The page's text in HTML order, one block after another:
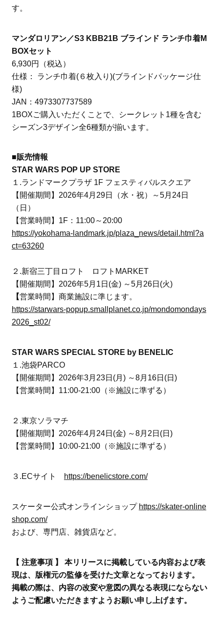
す。
マンダロリアン／S3 KBB21B ブラインド ランチ巾着M
BOXセット
6,930円（税込）
仕様： ランチ巾着(６枚入り)(ブラインドパッケージ仕
様)
JAN：4973307737589
1BOXご購入いただくことで、シークレット1種を含む
シーズン3デザイン全6種類が揃います。
■販売情報
STAR WARS POP UP STORE
１.ランドマークプラザ 1F フェスティバルスクエア
【開催期間】2026年4月29日（水・祝）～5月24日
（日）
【営業時間】1F：11:00～20:00
https://yokohama-landmark.jp/plaza_news/detail.html?a
ct=63260
２.新宿三丁目ロフト ロフトMARKET
【開催期間】2026年5月1日(金) ～5月26日(火)
【営業時間】商業施設に準じます。
https://starwars-popup.smallplanet.co.jp/mondomondays
2026_st02/
STAR WARS SPECIAL STORE by BENELIC
１.池袋PARCO
【開催期間】2026年3月23日(月) ～8月16日(日)
【営業時間】11:00-21:00（※施設に準ずる）
２.東京ソラマチ
【開催期間】2026年4月24日(金) ～8月2日(日)
【営業時間】10:00-21:00（※施設に準ずる）
３.ECサイト https://benelicstore.com/
スケーター公式オンラインショップ https://skater-online
shop.com/
および、専門店、雑貨店など。
【 注意事項 】 本リリースに掲載している内容および表
現は、版権元の監修を受けた文章となっております。
掲載の際は、内容の改変や意図の異なる表現にならない
ようご配慮いただきますようお願い申し上げます。